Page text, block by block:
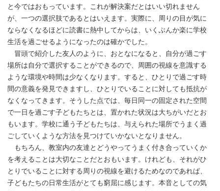
と今ではおもっています。これが解決案だとはいい切れません
が、一つの選択肢であるとはいえます。実際に、周りの目が気に
ならなくなるほどに読書に熱中してからは、いくぶんか楽に学校
生活を過ごせるようになったのは確かでした。
冒頭で紹介した友人のように、おとなになると、自分が過ごす
場所は自分で選択することができるので、周囲の視線を意識する
ような環境や時間は少なくなります。すると、ひとりで過ごす時
間の意義を発見できますし、ひとりでいることに対しても抵抗が
なくなってきます。そうした点では、毎日同一の固定された空間
で一日を過ごす子どもたちとは、置かれた状況は大ちがいだとお
もいます。学校に通う子どもたちは、与えられた場所でうまく過
ごしていくような方法を見つけていかないとなりません。
もちろん、教室内の友達とどうやってうまく付き合っていくか
を考えることは大切なことだとおもいます。けれども、それがひ
とりでいることに対する周りの視線を避けるためなのであれば、
子どもたちの日常生活がとても窮屈に感じます。本音としての気